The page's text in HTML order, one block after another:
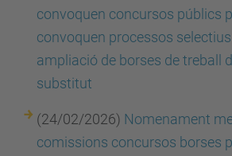
convoquen concursos públics
convoquen processos
ampliació de borses de treball
substitut
(24/02/2026) Nomenament
comissions concursos borses